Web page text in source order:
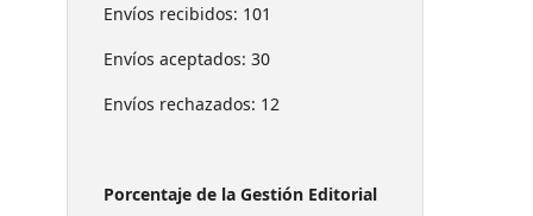
Envíos recibidos: 101
Envíos aceptados: 30
Envíos rechazados: 12
Porcentaje de la Gestión Editorial